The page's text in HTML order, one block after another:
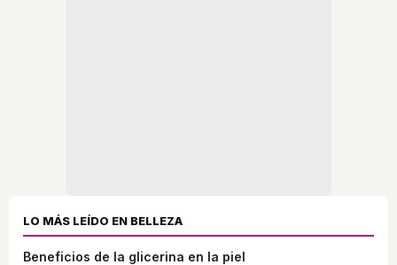
LO MÁS LEÍDO EN BELLEZA
Beneficios de la glicerina en la piel